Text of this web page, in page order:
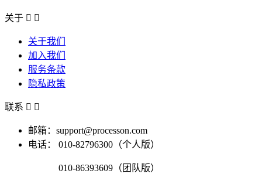
关于  
关于我们
加入我们
服务条款
隐私政策
联系  
邮箱：support@processon.com
电话：
010-82796300（个人版）
010-86393609（团队版）